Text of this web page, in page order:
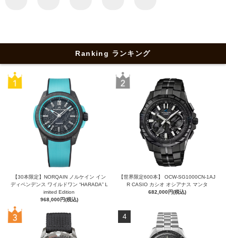
Ranking ランキング
【30本限定】NORQAIN ノルケイン イン
ディペンデンス ワイルドワン “HARADA” L
imited Edition
968,000円(税込)
【世界限定600本】 OCW-SG1000CN-1AJ
R CASIO カシオ オシアナス マンタ
682,000円(税込)
4